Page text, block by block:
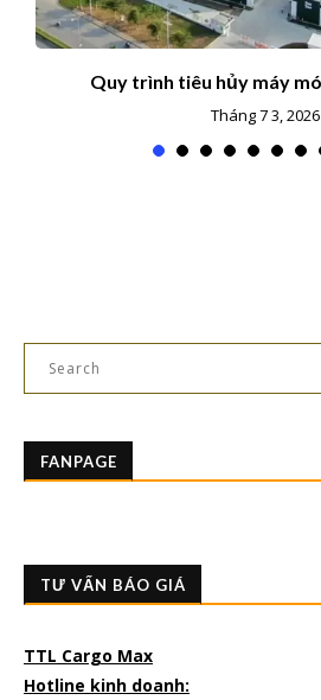
Quy trình tiêu hủy máy
Tháng 7 3, 2026
FANPAGE
TƯ VẤN BÁO GIÁ
TTL Cargo Max
Hotline kinh doanh: